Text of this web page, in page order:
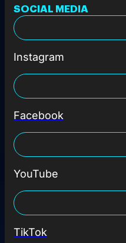
SOCIAL MEDIA
Instagram
Facebook
YouTube
TikTok